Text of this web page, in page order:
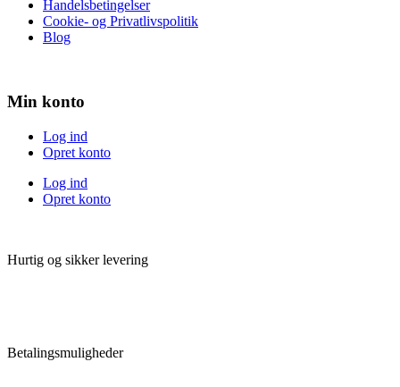
Handelsbetingelser
Cookie- og Privatlivspolitik
Blog
Min konto
Log ind
Opret konto
Log ind
Opret konto
Hurtig og sikker levering
Betalingsmuligheder